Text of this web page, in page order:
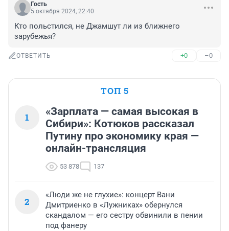
Гость
5 октября 2024, 22:40
Кто польстился, не Джамшут ли из ближнего
зарубежья?
ОТВЕТИТЬ +0 –0
ТОП 5
1
«Зарплата — самая высокая в
Сибири»: Котюков рассказал
Путину про экономику края —
онлайн-трансляция
53 878 137
2
«Люди же не глухие»: концерт Вани
Дмитриенко в «Лужниках» обернулся
скандалом — его сестру обвинили в пении
под фанеру